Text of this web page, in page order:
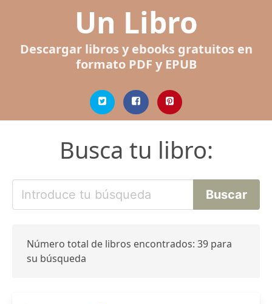
Un Libro
Descargar libros y ebooks gratuitos en
formato PDF y EPUB
Busca tu libro:
Número total de libros encontrados: 39 para
su búsqueda